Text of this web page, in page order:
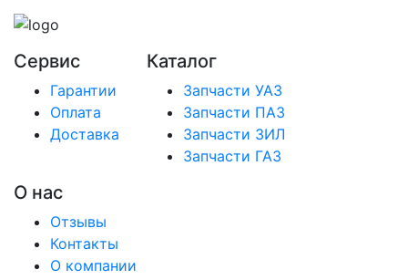
Сервис
Гарантии
Оплата
Доставка
Каталог
Запчасти УАЗ
Запчасти ПАЗ
Запчасти ЗИЛ
Запчасти ГАЗ
О нас
Отзывы
Контакты
О компании